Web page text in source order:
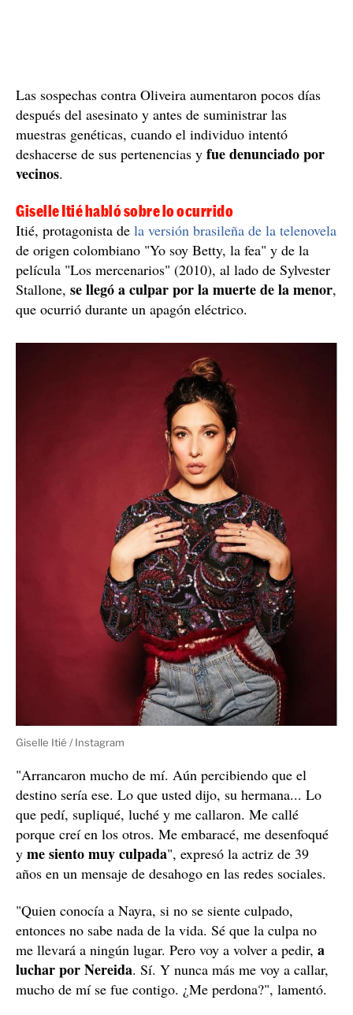
Las sospechas contra Oliveira aumentaron pocos días
después del asesinato y antes de suministrar las
muestras genéticas, cuando el individuo intentó
deshacerse de sus pertenencias y fue denunciado por
vecinos.
Giselle Itié habló sobre lo ocurrido
Itié, protagonista de la versión brasileña de la telenovela
de origen colombiano "Yo soy Betty, la fea" y de la
película "Los mercenarios" (2010), al lado de Sylvester
Stallone, se llegó a culpar por la muerte de la menor,
que ocurrió durante un apagón eléctrico.
Giselle Itié / Instagram
"Arrancaron mucho de mí. Aún percibiendo que el
destino sería ese. Lo que usted dijo, su hermana... Lo
que pedí, supliqué, luché y me callaron. Me callé
porque creí en los otros. Me embaracé, me desenfoqué
y me siento muy culpada", expresó la actriz de 39
años en un mensaje de desahogo en las redes sociales.
"Quien conocía a Nayra, si no se siente culpado,
entonces no sabe nada de la vida. Sé que la culpa no
me llevará a ningún lugar. Pero voy a volver a pedir, a
luchar por Nereida. Sí. Y nunca más me voy a callar,
mucho de mí se fue contigo. ¿Me perdona?", lamentó.